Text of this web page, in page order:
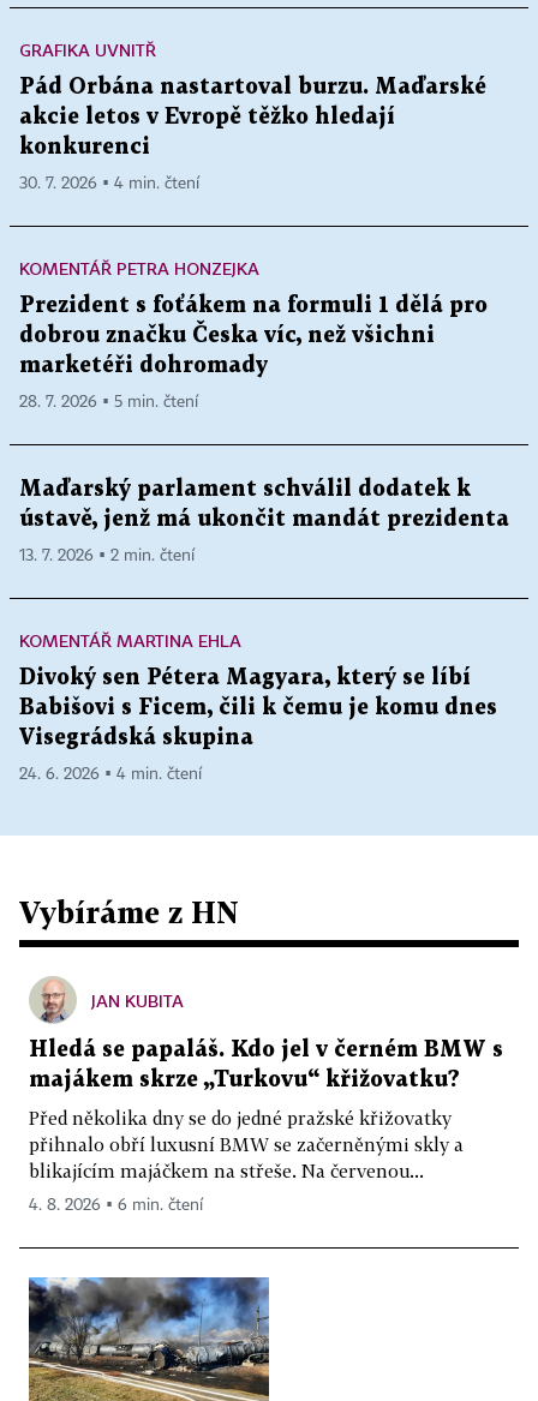
GRAFIKA UVNITŘ
Pád Orbána nastartoval burzu. Maďarské
akcie letos v Evropě těžko hledají
konkurenci
30. 7. 2026 ▪ 4 min. čtení
KOMENTÁŘ PETRA HONZEJKA
Prezident s foťákem na formuli 1 dělá pro
dobrou značku Česka víc, než všichni
marketéři dohromady
28. 7. 2026 ▪ 5 min. čtení
Maďarský parlament schválil dodatek k
ústavě, jenž má ukončit mandát prezidenta
13. 7. 2026 ▪ 2 min. čtení
KOMENTÁŘ MARTINA EHLA
Divoký sen Pétera Magyara, který se líbí
Babišovi s Ficem, čili k čemu je komu dnes
Visegrádská skupina
24. 6. 2026 ▪ 4 min. čtení
Vybíráme z HN
JAN KUBITA
Hledá se papaláš. Kdo jel v černém BMW s
majákem skrze „Turkovu“ křižovatku?
Před několika dny se do jedné pražské křižovatky
přihnalo obří luxusní BMW se začerněnými skly a
blikajícím majáčkem na střeše. Na červenou...
4. 8. 2026 ▪ 6 min. čtení